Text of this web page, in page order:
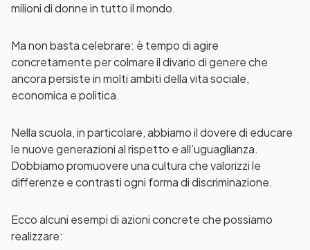
milioni di donne in tutto il mondo.
Ma non basta celebrare: è tempo di agire
concretamente per colmare il divario di genere che
ancora persiste in molti ambiti della vita sociale,
economica e politica.
Nella scuola, in particolare, abbiamo il dovere di educare
le nuove generazioni al rispetto e all’uguaglianza.
Dobbiamo promuovere una cultura che valorizzi le
differenze e contrasti ogni forma di discriminazione.
Ecco alcuni esempi di azioni concrete che possiamo
realizzare: